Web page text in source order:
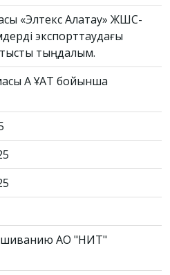
«Элтекс Алатау» ЖШС-
экспорттаудағы
тыңдалым.
АҚ ҰАТ бойынша
АО "НИТ"